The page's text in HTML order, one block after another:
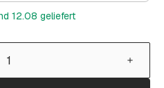
12.08 geliefert